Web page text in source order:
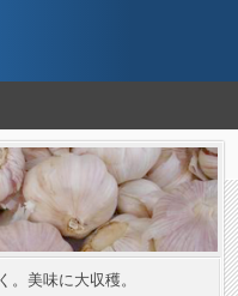
。美味に大収穫。